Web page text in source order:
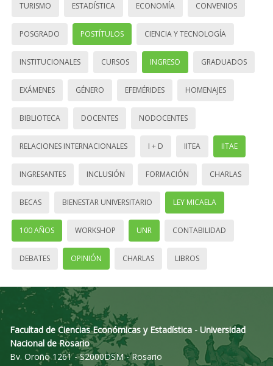
TURISMO ESTADÍSTICA ECONOMÍA CONVENIOS
POSGRADO POSTÍTULOS CIENCIA Y TECNOLOGÍA
INSTITUCIONALES CURSOS INGRESO GRADUADOS
EXÁMENES GÉNERO EFEMÉRIDES HOMENAJES
BIBLIOTECA DOCENTES NODOCENTES
RELACIONES INTERNACIONALES I + D IITEA IITAE
INGRESANTES INCLUSIÓN FORMACIÓN CHARLAS
BECAS BIENESTAR UNIVERSITARIO LEY MICAELA
100 AÑOS WORKSHOP UNR CONTABILIDAD
DEBATES OPINIÓN CHARLAS LIBROS
Facultad de Ciencias Económicas y Estadística - Universidad
Nacional de Rosario
Bv. Oroño 1261 - S2000DSM - Rosario